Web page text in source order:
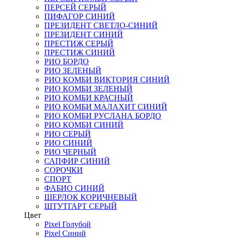
ПЕРСЕЙ СЕРЫЙ
ПИФАГОР СИНИЙ
ПРЕЗИДЕНТ СВЕТЛО-СИНИЙ
ПРЕЗИДЕНТ СИНИЙ
ПРЕСТИЖ СЕРЫЙ
ПРЕСТИЖ СИНИЙ
РИО БОРДО
РИО ЗЕЛЕНЫЙ
РИО КОМБИ ВИКТОРИЯ СИНИЙ
РИО КОМБИ ЗЕЛЕНЫЙ
РИО КОМБИ КРАСНЫЙ
РИО КОМБИ МАЛАХИТ СИНИЙ
РИО КОМБИ РУСЛАНА БОРДО
РИО КОМБИ СИНИЙ
РИО СЕРЫЙ
РИО СИНИЙ
РИО ЧЕРНЫЙ
САПФИР СИНИЙ
СОРОЧКИ
СПОРТ
ФАБИО СИНИЙ
ШЕРЛОК КОРИЧНЕВЫЙ
ШТУТГАРТ СЕРЫЙ
Цвет
Pixel Голубой
Pixel Синий